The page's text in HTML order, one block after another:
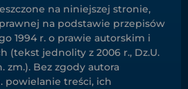
na niniejszej stronie,
na podstawie przepisów
1994 r. o prawie autorskim i
(tekst jednolity z 2006 r., Dz.U.
zm.). Bez zgody autora
powielanie treści, ich